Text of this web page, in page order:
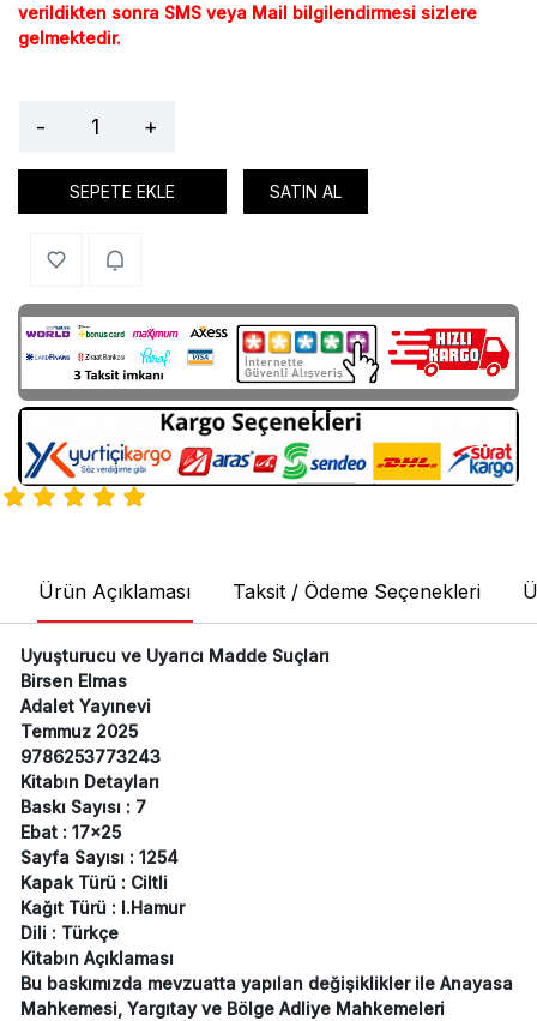
verildikten sonra SMS veya Mail bilgilendirmesi sizlere
gelmektedir.
- +
SEPETE EKLE SATIN AL
Ürün Açıklaması Taksit / Ödeme Seçenekleri
Uyuşturucu ve Uyarıcı Madde Suçları
Birsen Elmas
Adalet Yayınevi
Temmuz 2025
9786253773243
Kitabın Detayları
Baskı Sayısı : 7
Ebat : 17x25
Sayfa Sayısı : 1254
Kapak Türü : Ciltli
Kağıt Türü : I.Hamur
Dili : Türkçe
Kitabın Açıklaması
Bu baskımızda mevzuatta yapılan değişiklikler ile Anayasa
Mahkemesi, Yargıtay ve Bölge Adliye Mahkemeleri